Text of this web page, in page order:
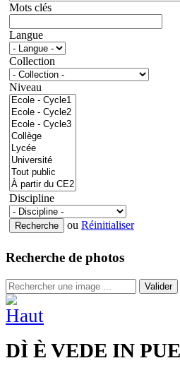
Mots clés
Langue
Collection
Niveau
Discipline
ou Réinitialiser
Recherche de photos
Valider
DÌ È VEDE IN